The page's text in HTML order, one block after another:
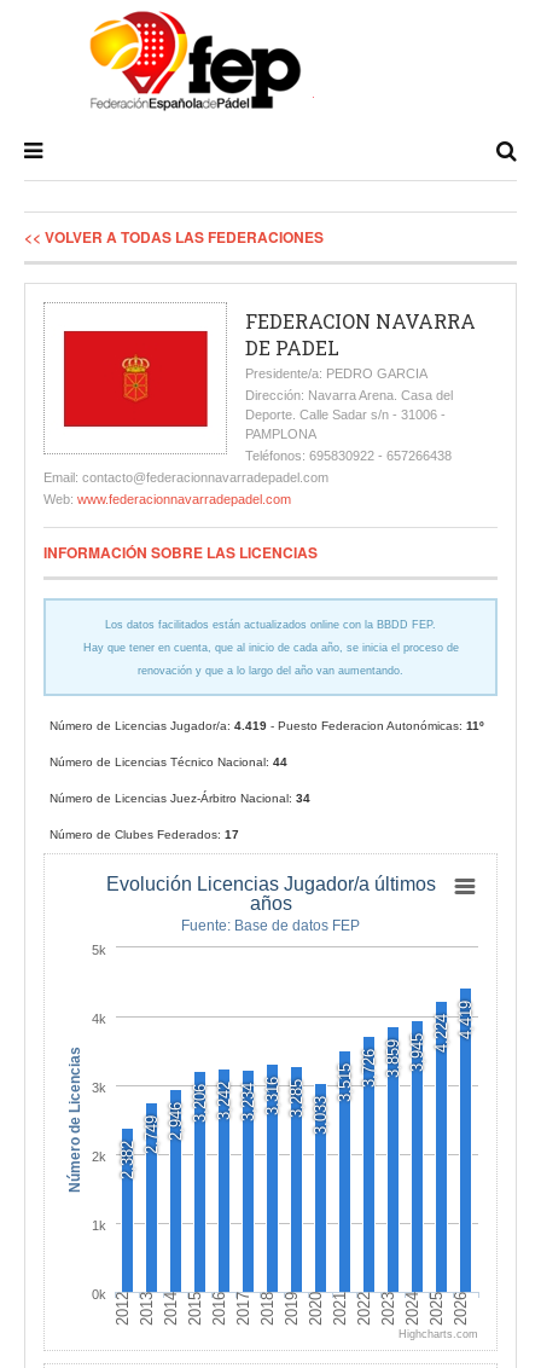
<< VOLVER A TODAS LAS FEDERACIONES
FEDERACION NAVARRA
DE PADEL
Presidente/a: PEDRO GARCIA
Dirección: Navarra Arena. Casa del
Deporte. Calle Sadar s/n - 31006 -
PAMPLONA
Teléfonos: 695830922 - 657266438
Email: contacto@federacionnavarradepadel.com
Web: www.federacionnavarradepadel.com
INFORMACIÓN SOBRE LAS LICENCIAS
Los datos facilitados están actualizados online con la BBDD FEP.
Hay que tener en cuenta, que al inicio de cada año, se inicia el proceso de
renovación y que a lo largo del año van aumentando.
Número de Licencias Jugador/a: 4.419 - Puesto Federacion Autonómicas: 11º
Número de Licencias Técnico Nacional: 44
Número de Licencias Juez-Árbitro Nacional: 34
Número de Clubes Federados: 17
Número de Licencias
Evolución Licencias Jugador/a últimos
años
Fuente: Base de datos FEP
2,382
2,749 2,946 3,206 3,242 3,2343,3163,285 3,033
3,5153,726 3,859 3,945 4,2244,419
2012 2013 2014 2015 2016 2017 2018 2019 2020 2021 2022 2023 2024 2025 2026
0k
1k
2k
3k
4k
5k
Highcharts.com